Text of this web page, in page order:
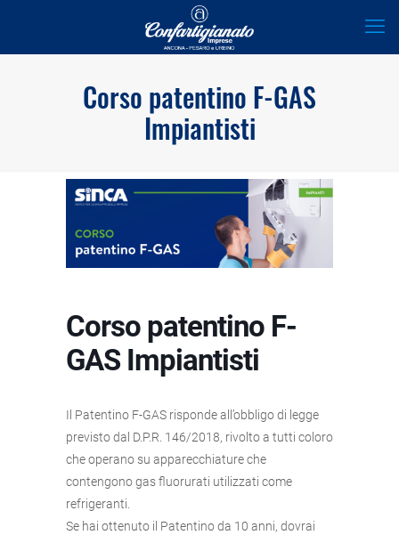
Corso patentino F-GAS
Impiantisti
Corso patentino F-
GAS Impiantisti
Il Patentino F-GAS risponde all’obbligo di legge
previsto dal D.P.R. 146/2018, rivolto a tutti coloro
che operano su apparecchiature che
contengono gas fluorurati utilizzati come
refrigeranti.
Se hai ottenuto il Patentino da 10 anni, dovrai